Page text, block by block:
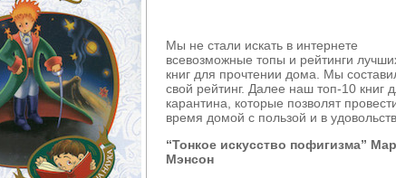
Мы не стали искать в интернете
всевозможные топы и рейтинги
книг для прочтении дома. Мы
свой рейтинг. Далее наш топ-10 книг
карантина, которые позволят
время домой с пользой и в
“Тонкое искусство пофигизма”
Мэнсон